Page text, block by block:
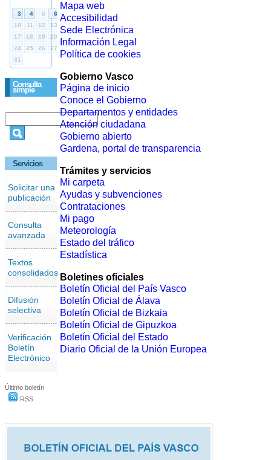
Consulta
simple
Servicios
Solicitar una
publicación
Consulta
avanzada
Textos
consolidados
Difusión
selectiva
Verificación
Boletín
Electrónico
Último boletín
RSS
Mapa web
Accesibilidad
Sede Electrónica
Información Legal
Política de cookies
Gobierno Vasco
Página de inicio
Conoce el Gobierno
Departamentos y entidades
Atención ciudadana
Gobierno abierto
Gardena, portal de transparencia
Trámites y servicios
Mi carpeta
Ayudas y subvenciones
Contrataciones
Mi pago
Meteorología
Estado del tráfico
Estadística
Boletines oficiales
Boletín Oficial del País Vasco
Boletín Oficial de Álava
Boletín Oficial de Bizkaia
Boletín Oficial de Gipuzkoa
Boletín Oficial del Estado
Diario Oficial de la Unión Europea